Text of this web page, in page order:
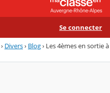
Se connecter
› Divers› Blog› Les 4èmes en sortie à